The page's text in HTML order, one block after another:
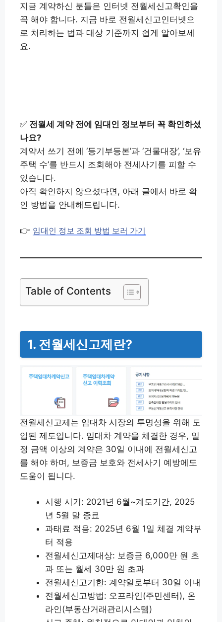
지금 계약하신 분들은 인터넷 전월세신고확인을
꼭 해야 합니다. 지금 바로 전월세신고인터넷으
로 처리하는 법과 대상 기준까지 쉽게 알아보세
요.
✅ 전월세 계약 전에 임대인 정보부터 꼭 확인하셨
나요?
계약서 쓰기 전에 ‘등기부등본’과 ‘건물대장’, ‘보유
주택 수’를 반드시 조회해야 전세사기를 피할 수
있습니다.
아직 확인하지 않으셨다면, 아래 글에서 바로 확
인 방법을 안내해드립니다.
👉 임대인 정보 조회 방법 보러 가기
Table of Contents
1. 전월세신고제란?
전월세신고제는 임대차 시장의 투명성을 위해 도
입된 제도입니다. 임대차 계약을 체결한 경우, 일
정 금액 이상의 계약은 30일 이내에 전월세신고
를 해야 하며, 보증금 보호와 전세사기 예방에도
도움이 됩니다.
시행 시기: 2021년 6월~계도기간, 2025
년 5월 말 종료
과태료 적용: 2025년 6월 1일 체결 계약부
터 적용
전월세신고제대상: 보증금 6,000만 원 초
과 또는 월세 30만 원 초과
전월세신고기한: 계약일로부터 30일 이내
전월세신고방법: 오프라인(주민센터), 온
라인(부동산거래관리시스템)